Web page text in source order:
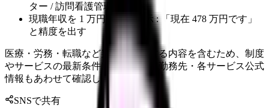
ター / 訪問看護管理者へ
現職年収を 1 万円単位で開示 : 「現在 478 万円です」
と精度を出す
医療・労務・転職など判断に影響する内容を含むため、制度
やサービスの最新条件は公的機関・勤務先・各サービス公式
情報もあわせて確認してください。
SNSで共有